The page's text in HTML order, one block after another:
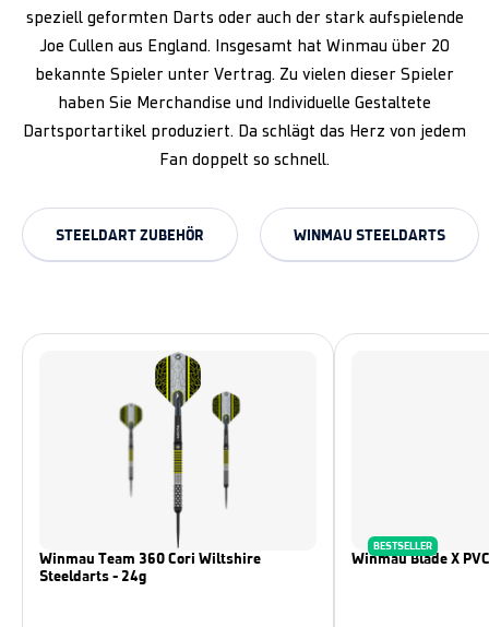
speziell geformten Darts oder auch der stark aufspielende
Joe Cullen aus England. Insgesamt hat Winmau über 20
bekannte Spieler unter Vertrag. Zu vielen dieser Spieler
haben Sie Merchandise und Individuelle Gestaltete
Dartsportartikel produziert. Da schlägt das Herz von jedem
Fan doppelt so schnell.
STEELDART ZUBEHÖR WINMAU STEELDARTS
Winmau Team 360 Cori Wiltshire
Steeldarts - 24g
BESTSELLER
Winmau Blade X